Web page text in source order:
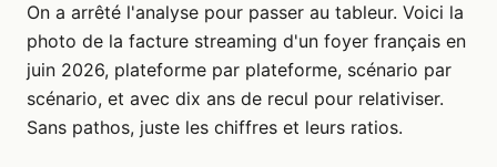
On a arrêté l'analyse pour passer au tableur. Voici la
photo de la facture streaming d'un foyer français en
juin 2026, plateforme par plateforme, scénario par
scénario, et avec dix ans de recul pour relativiser.
Sans pathos, juste les chiffres et leurs ratios.